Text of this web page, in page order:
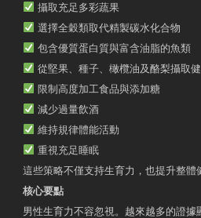
攝取充足多彩蔬果
選擇全穀類取代精製碳水化合物
包含優質蛋白質與富含油脂的魚類
從堅果、種子、橄欖油及酪梨攝取
限制高度加工食品與添加糖
減少過量飲酒
維持規律體能活動
重視充足睡眠
這些策略不僅支持生育力，也提升整體
核心要點
男性生育力不容忽視。越來越多的證